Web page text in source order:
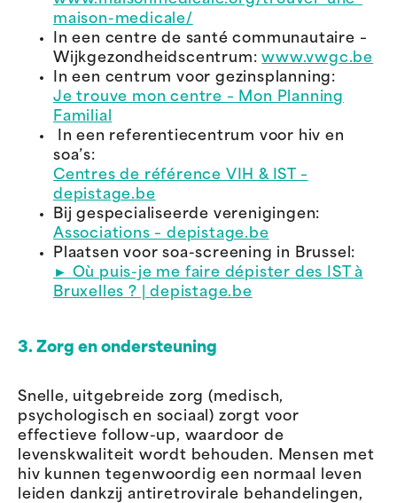
maison-medicale/
In een centre de santé communautaire –
Wijkgezondheidscentrum:www.vwgc.be
In een centrum voor gezinsplanning:
Je trouve mon centre – Mon Planning
Familial
In een referentiecentrum voor hiv en
soa’s:
Centres de référence VIH & IST –
depistage.be
Bij gespecialiseerde verenigingen:
Associations – depistage.be
Plaatsen voor soa-screening in Brussel:
► Où puis-je me faire dépister des IST à
Bruxelles ? | depistage.be
3. Zorg en ondersteuning
Snelle, uitgebreide zorg (medisch,
psychologisch en sociaal) zorgt voor
effectieve follow-up, waardoor de
levenskwaliteit wordt behouden. Mensen met
hiv kunnen tegenwoordig een normaal leven
leiden dankzij antiretrovirale behandelingen,